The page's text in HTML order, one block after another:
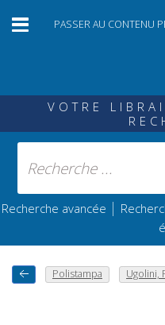
PASSER AU CONTENU
VOTRE
Recherche avancée |
Polistampa Ugolini,